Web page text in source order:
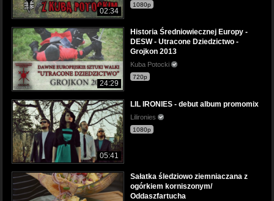
02:34
1080p
24:29
Historia Średniowiecznej Europy -
DESW - Utracone Dziedzictwo -
Grojkon 2013
Kuba Potocki
720p
05:41
LIL IRONIES - debut album promomix
Lilironies
1080p
Sałatka śledziowo ziemniaczana z
ogórkiem korniszonym/
Oddaszfartucha